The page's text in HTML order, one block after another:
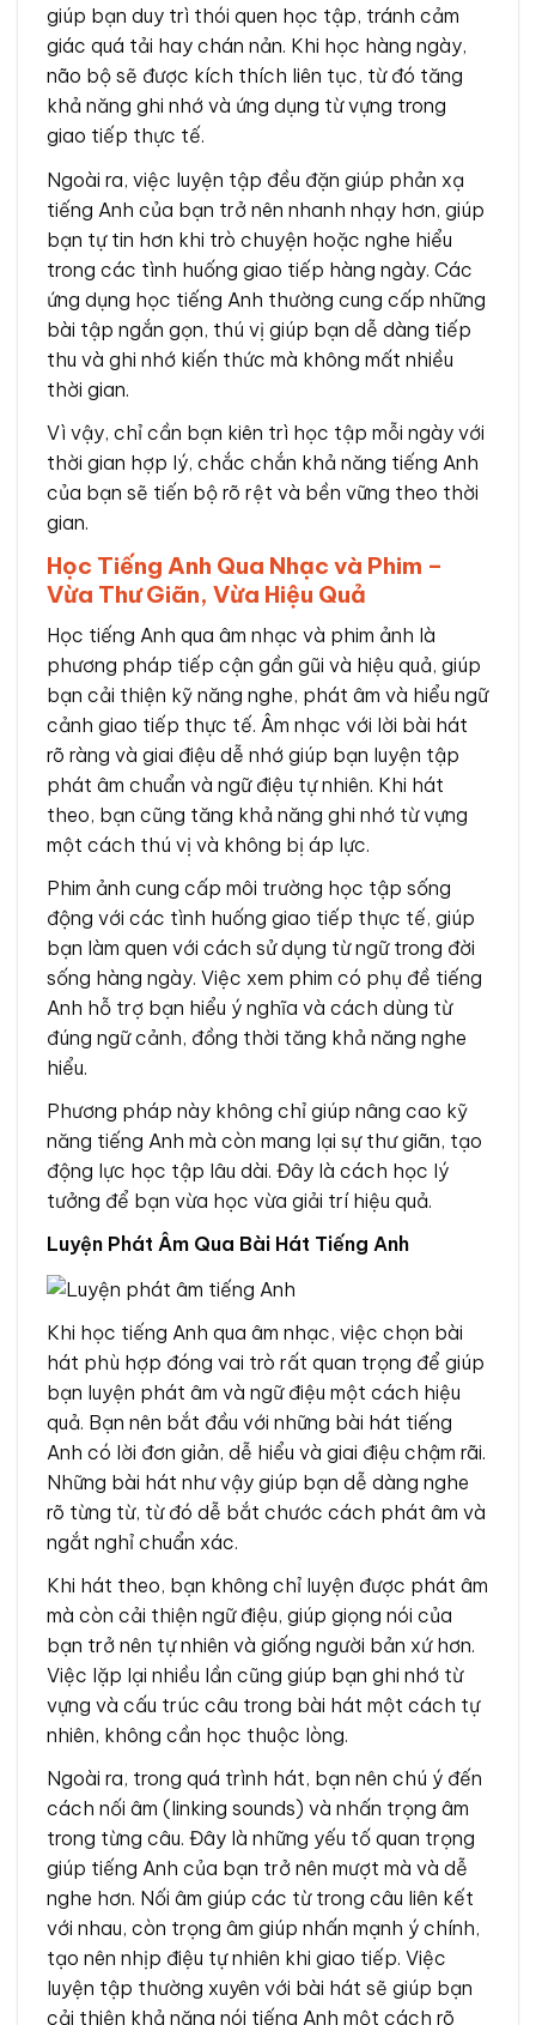
giúp bạn duy trì thói quen học tập, tránh cảm
giác quá tải hay chán nản. Khi học hàng ngày,
não bộ sẽ được kích thích liên tục, từ đó tăng
khả năng ghi nhớ và ứng dụng từ vựng trong
giao tiếp thực tế.
Ngoài ra, việc luyện tập đều đặn giúp phản xạ
tiếng Anh của bạn trở nên nhanh nhạy hơn, giúp
bạn tự tin hơn khi trò chuyện hoặc nghe hiểu
trong các tình huống giao tiếp hàng ngày. Các
ứng dụng học tiếng Anh thường cung cấp những
bài tập ngắn gọn, thú vị giúp bạn dễ dàng tiếp
thu và ghi nhớ kiến thức mà không mất nhiều
thời gian.
Vì vậy, chỉ cần bạn kiên trì học tập mỗi ngày với
thời gian hợp lý, chắc chắn khả năng tiếng Anh
của bạn sẽ tiến bộ rõ rệt và bền vững theo thời
gian.
Học Tiếng Anh Qua Nhạc và Phim –
Vừa Thư Giãn, Vừa Hiệu Quả
Học tiếng Anh qua âm nhạc và phim ảnh là
phương pháp tiếp cận gần gũi và hiệu quả, giúp
bạn cải thiện kỹ năng nghe, phát âm và hiểu ngữ
cảnh giao tiếp thực tế. Âm nhạc với lời bài hát
rõ ràng và giai điệu dễ nhớ giúp bạn luyện tập
phát âm chuẩn và ngữ điệu tự nhiên. Khi hát
theo, bạn cũng tăng khả năng ghi nhớ từ vựng
một cách thú vị và không bị áp lực.
Phim ảnh cung cấp môi trường học tập sống
động với các tình huống giao tiếp thực tế, giúp
bạn làm quen với cách sử dụng từ ngữ trong đời
sống hàng ngày. Việc xem phim có phụ đề tiếng
Anh hỗ trợ bạn hiểu ý nghĩa và cách dùng từ
đúng ngữ cảnh, đồng thời tăng khả năng nghe
hiểu.
Phương pháp này không chỉ giúp nâng cao kỹ
năng tiếng Anh mà còn mang lại sự thư giãn, tạo
động lực học tập lâu dài. Đây là cách học lý
tưởng để bạn vừa học vừa giải trí hiệu quả.
Luyện Phát Âm Qua Bài Hát Tiếng Anh
Khi học tiếng Anh qua âm nhạc, việc chọn bài
hát phù hợp đóng vai trò rất quan trọng để giúp
bạn luyện phát âm và ngữ điệu một cách hiệu
quả. Bạn nên bắt đầu với những bài hát tiếng
Anh có lời đơn giản, dễ hiểu và giai điệu chậm rãi.
Những bài hát như vậy giúp bạn dễ dàng nghe
rõ từng từ, từ đó dễ bắt chước cách phát âm và
ngắt nghỉ chuẩn xác.
Khi hát theo, bạn không chỉ luyện được phát âm
mà còn cải thiện ngữ điệu, giúp giọng nói của
bạn trở nên tự nhiên và giống người bản xứ hơn.
Việc lặp lại nhiều lần cũng giúp bạn ghi nhớ từ
vựng và cấu trúc câu trong bài hát một cách tự
nhiên, không cần học thuộc lòng.
Ngoài ra, trong quá trình hát, bạn nên chú ý đến
cách nối âm (linking sounds) và nhấn trọng âm
trong từng câu. Đây là những yếu tố quan trọng
giúp tiếng Anh của bạn trở nên mượt mà và dễ
nghe hơn. Nối âm giúp các từ trong câu liên kết
với nhau, còn trọng âm giúp nhấn mạnh ý chính,
tạo nên nhịp điệu tự nhiên khi giao tiếp. Việc
luyện tập thường xuyên với bài hát sẽ giúp bạn
cải thiện khả năng nói tiếng Anh một cách rõ